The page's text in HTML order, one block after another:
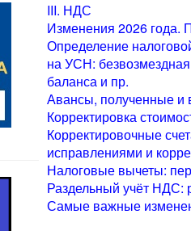
III. НДС
Изменения 2026 года.
Определение
на УСН:
баланса и пр.
Авансы, полученные и
Корректировка
Корректировочные
исправлениями и
Налоговые вычеты:
Раздельный учёт НДС:
Самые важные